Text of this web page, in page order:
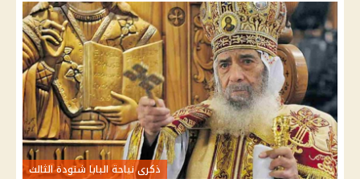
ذكرى نياحة البابا شنودة الثالث